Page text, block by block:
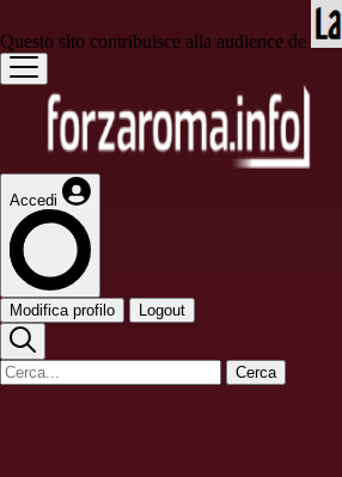
Questo sito contribuisce alla audience de
Accedi
Modifica profilo Logout
Cerca